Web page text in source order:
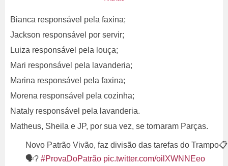
Bianca responsável pela faxina;
Jackson responsável por servir;
Luiza responsável pela louça;
Mari responsável pela lavanderia;
Marina responsável pela faxina;
Morena responsável pela cozinha;
Nataly responsável pela lavanderia.
Matheus, Sheila e JP, por sua vez, se tornaram Parças.
Novo Patrão Vivão, faz divisão das tarefas do Trampo📋
🗣? #ProvaDoPatrão pic.twitter.com/oilXWNNEeo